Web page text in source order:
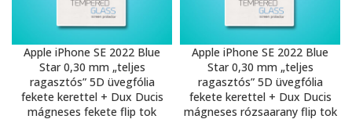
Apple iPhone SE 2022 Blue
Star 0,30 mm „teljes
ragasztós” 5D üvegfólia
fekete kerettel + Dux Ducis
mágneses fekete flip tok
Apple iPhone SE 2022 Blue
Star 0,30 mm „teljes
ragasztós” 5D üvegfólia
fekete kerettel + Dux Ducis
mágneses rózsaarany flip tok